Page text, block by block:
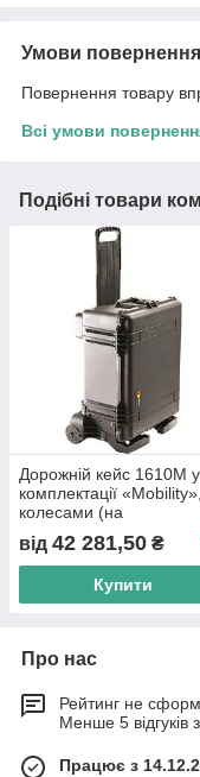
Умови повернення
Повернення товару
Всі умови
Подібні товари
Дорожній кейс 1610M у
комплектації «Mobility»,
колесами (на
кулькопідшипниках) і
висувною ручкою.
від 42 281,50 ₴
Купити
Про нас
Рейтинг не
Менше 5 відгуків
Працює з